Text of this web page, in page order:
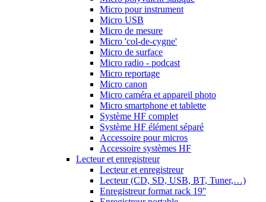
Micro pour instrument
Micro USB
Micro de mesure
Micro 'col-de-cygne'
Micro de surface
Micro radio - podcast
Micro reportage
Micro canon
Micro caméra et appareil photo
Micro smartphone et tablette
Système HF complet
Système HF élément séparé
Accessoire pour micros
Accessoire systèmes HF
Lecteur et enregistreur
Lecteur et enregistreur
Lecteur (CD, SD, USB, BT, Tuner,…)
Enregistreur format rack 19''